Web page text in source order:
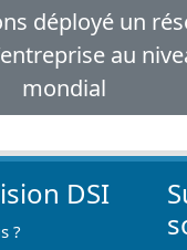
déployé un
au
mondial
DSI
?